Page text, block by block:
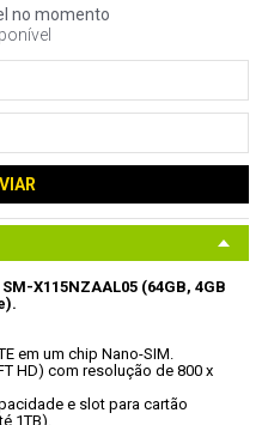
no momento
X115NZAAL05 (64GB, 4GB
em um chip Nano-SIM.
HD) com resolução de 800 x
e slot para cartão
1TB).
hd